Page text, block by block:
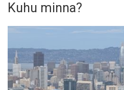
Kuhu minna?